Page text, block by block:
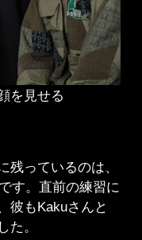
を見せる
っているのは、
す。直前の練習に
彼もKakuさんと
た。